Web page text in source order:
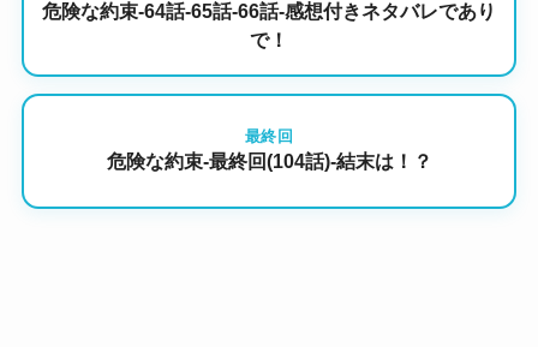
危険な約束-64話-65話-66話-感想付きネタバレであり
で！
最終回
危険な約束-最終回(104話)-結末は！？